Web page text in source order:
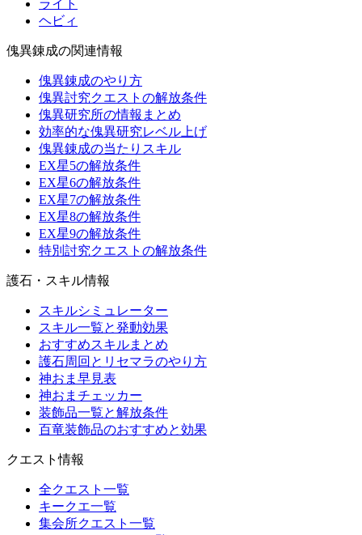
ライト
ヘビィ
傀異錬成の関連情報
傀異錬成のやり方
傀異討究クエストの解放条件
傀異研究所の情報まとめ
効率的な傀異研究レベル上げ
傀異錬成の当たりスキル
EX星5の解放条件
EX星6の解放条件
EX星7の解放条件
EX星8の解放条件
EX星9の解放条件
特別討究クエストの解放条件
護石・スキル情報
スキルシミュレーター
スキル一覧と発動効果
おすすめスキルまとめ
護石周回とリセマラのやり方
神おま早見表
神おまチェッカー
装飾品一覧と解放条件
百竜装飾品のおすすめと効果
クエスト情報
全クエスト一覧
キークエ一覧
集会所クエスト一覧